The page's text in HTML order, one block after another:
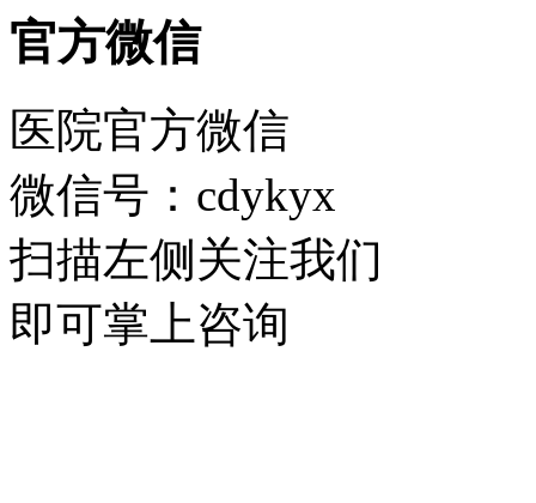
官方微信
医院官方微信
微信号：cdykyx
扫描左侧关注我们
即可掌上咨询